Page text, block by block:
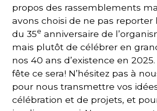
propos des rassemblements
avons choisi de ne pas reporter
du 35e anniversaire de
mais plutôt de célébrer en
nos 40 ans d’existence en
fête ce sera! N’hésitez pas à
pour nous transmettre vos
célébration et de projets, et